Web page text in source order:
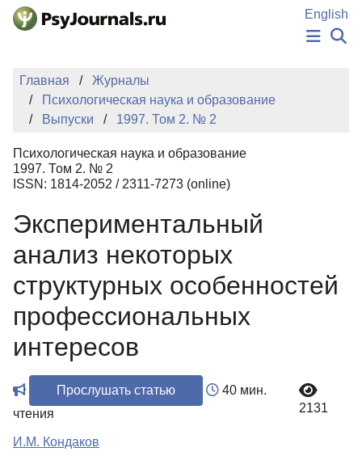
Перейти к основному содержанию
English
НОВОСТИ
ИЗДАНИЯ
АВТОРЫ
БАЗА ЗНАНИЙ
КЛЮЧЕВЫЕ СЛОВА
Регистрация
Главная
Журналы
Психологическая наука и образование
Выпуски
1997. Том 2. № 2
Психологическая наука и образование
1997. Том 2. № 2
ISSN: 1814-2052 / 2311-7273 (online)
Экспериментальный
анализ некоторых
структурных особенностей
профессиональных
интересов
Прослушать статью
40 мин.
чтения
2131
И.М. Кондаков